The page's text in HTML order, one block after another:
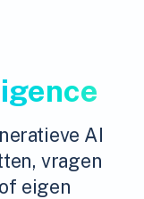
AI
vragen
eigen